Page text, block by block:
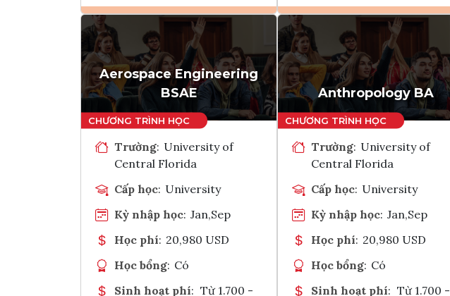
Ghi danh
Tham vấn Interlink
Ghi danh
Tham vấn Interlink
Aerospace Engineering
BSAE
Trường: University of
Central Florida
Cấp học: University
Kỳ nhập học: Jan,Sep
Học phí: 20,980 USD
Học bổng: Có
Sinh hoạt phí: Từ 1.700 -
Anthropology BA
Trường: University of
Central Florida
Cấp học: University
Kỳ nhập học: Jan,Sep
Học phí: 20,980 USD
Học bổng: Có
Sinh hoạt phí: Từ 1.700 -